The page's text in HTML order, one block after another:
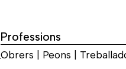
Professions
Obrers | Peons |